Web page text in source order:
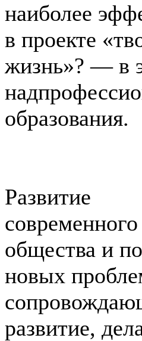
наиболее
в проекте
жизнь»? — в
образования.
Развитие
современного
общества и
новых
развитие,